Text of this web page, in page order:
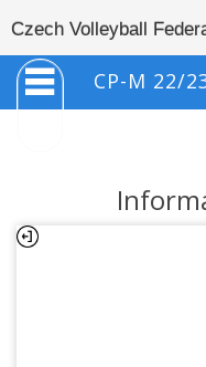
Czech Volleyball
CP-M 22/